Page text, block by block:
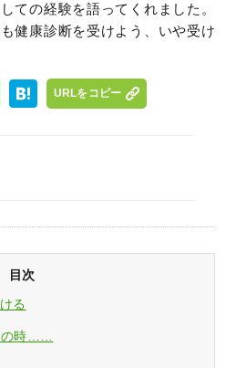
ての経験を語ってくれました。
健康診断を受けよう、いや受け
URLをコピー
目次
る
の時……